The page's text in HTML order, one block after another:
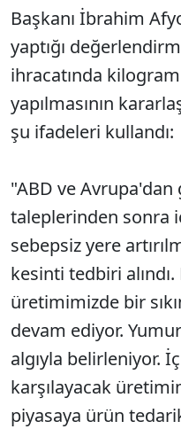
Başkanı İbrahim
yaptığı
ihracatında
yapılmasının
şu ifadeleri kullandı:
"ABD ve
taleplerinden sonra
sebepsiz yere
kesinti tedbiri
üretimimizde bir
devam ediyor.
algıyla belirleniyor.
karşılayacak
piyasaya ürün